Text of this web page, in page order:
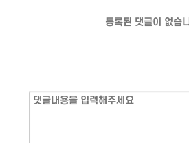
등록된 댓글이 없습